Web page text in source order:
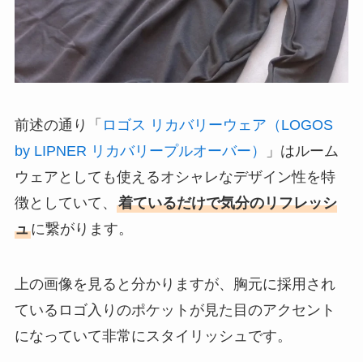
前述の通り「 ロゴス リカバリーウェア（LOGOS
by LIPNER リカバリープルオーバー）
」はルーム
ウェアとしても使えるオシャレなデザイン性を特
徴としていて、 着ているだけで気分のリフレッシ
ュに繋がります。
上の画像を見ると分かりますが、胸元に採用され
ているロゴ入りのポケットが見た目のアクセント
になっていて非常にスタイリッシュです。